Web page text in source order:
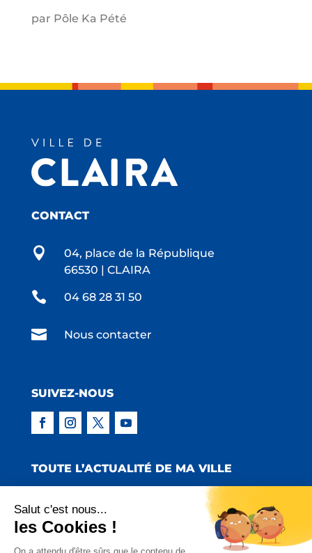
par Pôle Ka Pété
CONTACT

04, place de la République
66530 | CLAIRA
 04 68 28 31 50
 Nous contacter
SUIVEZ-NOUS
TOUTE L’ACTUALITÉ DE MA VILLE
Copyright © 2022 Mairie de Claira | Réalisation
Salut c'est nous...
les Cookies !
On a attendu d'être sûrs que le contenu de